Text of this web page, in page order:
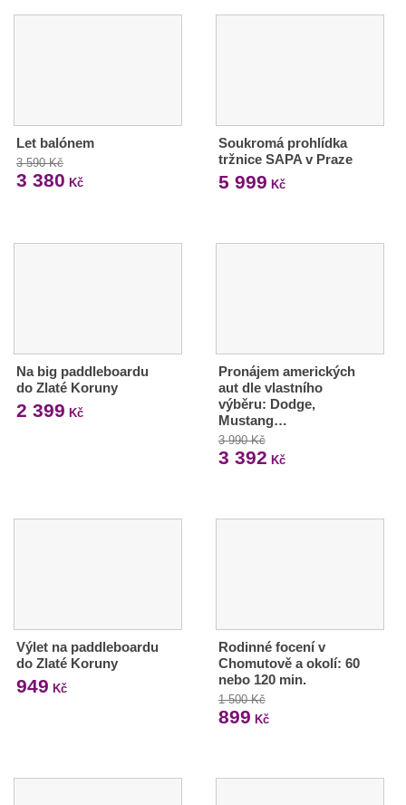
Let balónem
3 590 Kč
3 380 Kč
Soukromá prohlídka
tržnice SAPA v Praze
5 999 Kč
Na big paddleboardu
do Zlaté Koruny
2 399 Kč
Pronájem amerických
aut dle vlastního
výběru: Dodge,
Mustang…
3 990 Kč
3 392 Kč
Výlet na paddleboardu
do Zlaté Koruny
949 Kč
Rodinné focení v
Chomutově a okolí: 60
nebo 120 min.
1 500 Kč
899 Kč